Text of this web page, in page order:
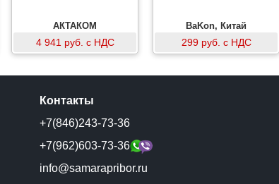
АКТАКОМ
4 941 руб. с НДС
BaKon, Китай
299 руб. с НДС
Контакты
+7(846)243-73-36
+7(962)603-73-36
info@samarapribor.ru